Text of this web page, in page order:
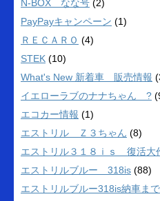
N-BOX なな号 (2)
PayPayキャンペーン (1)
ＲＥＣＡＲＯ (4)
STEK (10)
What's New 新着車 販売情報
イエローラブのナナちゃん ?
エコカー情報 (1)
エストリル Ｚ３ちゃん (8)
エストリル３１８ｉｓ 復活大
エストリルブルー 318is (88)
エストリルブルー318is納車まで